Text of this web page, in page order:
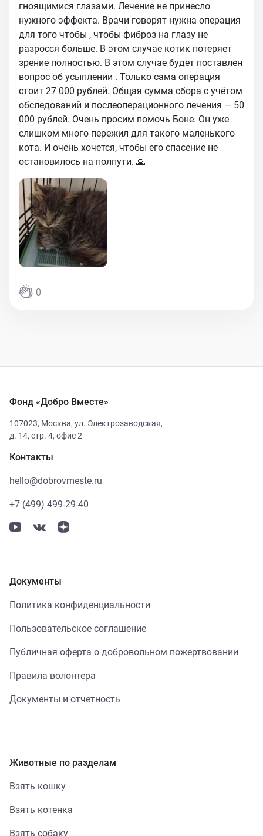
гноящимися глазами. Лечение не принесло
нужного эффекта. Врачи говорят нужна операция
для того чтобы , чтобы фиброз на глазу не
разросся больше. В этом случае котик потеряет
зрение полностью. В этом случае будет поставлен
вопрос об усыплении . Только сама операция
стоит 27 000 рублей. Общая сумма сбора с учётом
обследований и послеоперационного лечения — 50
000 рублей. Очень просим помочь Боне. Он уже
слишком много пережил для такого маленького
кота. И очень хочется, чтобы его спасение не
остановилось на полпути. 🙏
0
Фонд «Добро Вместе»
107023, Москва, ул. Электрозаводская,
д. 14, стр. 4, офис 2
Контакты
hello@dobrovmeste.ru
+7 (499) 499-29-40
Документы
Политика конфиденциальности
Пользовательское соглашение
Публичная оферта о добровольном пожертвовании
Правила волонтера
Документы и отчетность
Животные по разделам
Взять кошку
Взять котенка
Взять собаку